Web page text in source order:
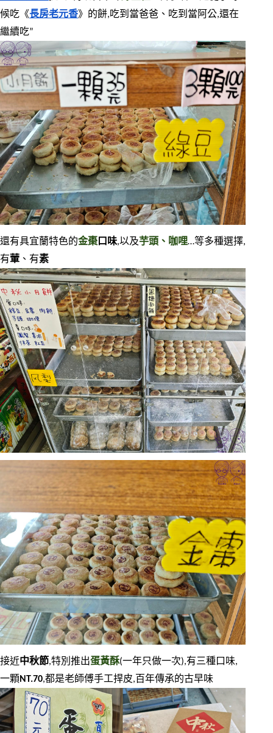
候吃《長房老元香》的餅,吃到當爸爸、吃到當阿公,還在
繼續吃”
還有具宜蘭特色的金棗 口味,以及芋頭、咖哩…等多種選擇,
有葷 、有素
接近中秋節,特別推出蛋黃酥(一年只做一次),有三種口味,
一顆NT.70,都是老師傅手工捍皮,百年傳承的古早味